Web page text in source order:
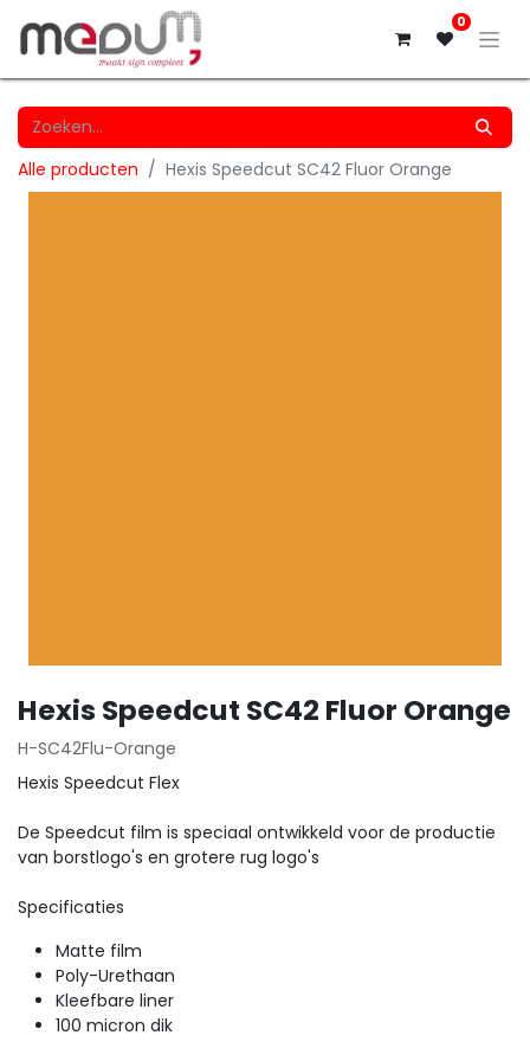
0
Alle producten Hexis Speedcut SC42 Fluor Orange
Hexis Speedcut SC42 Fluor Orange
H-SC42Flu-Orange
Hexis Speedcut Flex
De Speedcut film is speciaal ontwikkeld voor de productie
van borstlogo's en grotere rug logo's
Specificaties
Matte film
Poly-Urethaan
Kleefbare liner
100 micron dik